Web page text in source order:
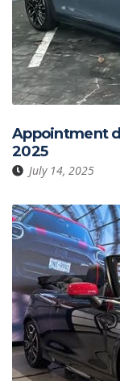
Appointment
2025
July 14, 2025